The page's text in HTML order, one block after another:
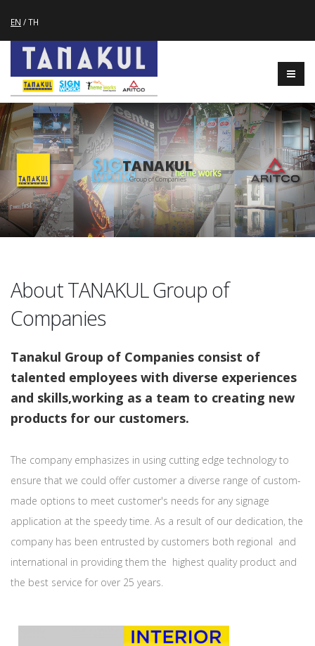
EN /TH
TANAKUL
GroupofCompanies
About TANAKUL Group of
Companies
Tanakul Group of Companies consist of
talented employees with diverse experiences
and skills,working as a team to creating new
products for our customers.
The company emphasizes in using cutting edge technology to
ensure that we could offer customer a diverse range of custom-
made options to meet customer's needs for any signage
application at the speedy time. As a result of our dedication, the
company has been entrusted by customers both regional and
international in providing them the highest quality product and
the best service for over 25 years.